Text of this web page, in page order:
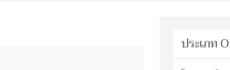
ประเภท